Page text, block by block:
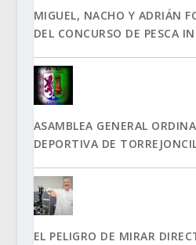
MIGUEL, NACHO Y ADRIÁN
DEL CONCURSO DE PESCA
ASAMBLEA GENERAL
DEPORTIVA DE
EL PELIGRO DE MIRAR